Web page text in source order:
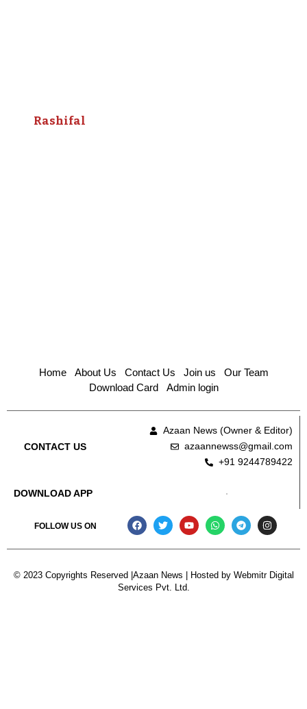
Rashifal
Home About Us Contact Us Join us
Our Team
Download Card
Admin login
CONTACT US
Azaan News (Owner & Editor)
azaannewss@gmail.com
+91 9244789422
DOWNLOAD APP
FOLLOW US ON
© 2023 Copyrights Reserved |Azaan News | Hosted by Webmitr Digital
Services Pvt. Ltd.